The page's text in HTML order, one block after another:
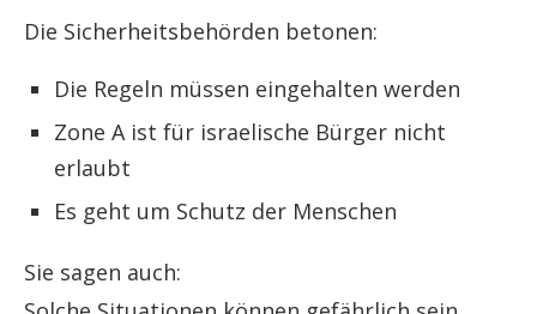
Die Sicherheitsbehörden betonen:
Die Regeln müssen eingehalten werden
Zone A ist für israelische Bürger nicht
erlaubt
Es geht um Schutz der Menschen
Sie sagen auch: